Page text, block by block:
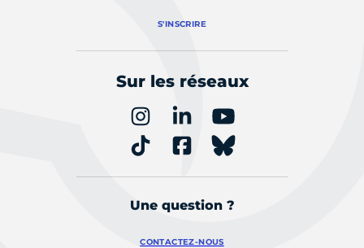
S'INSCRIRE
Sur les réseaux
Une question ?
CONTACTEZ-NOUS